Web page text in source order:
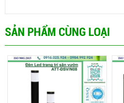
SẢN PHẨM CÙNG LOẠI